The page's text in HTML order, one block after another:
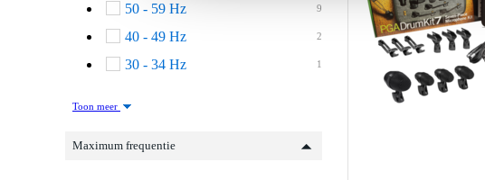
9
50 - 59 Hz
2
40 - 49 Hz
1
30 - 34 Hz
Toon meer
Maximum frequentie